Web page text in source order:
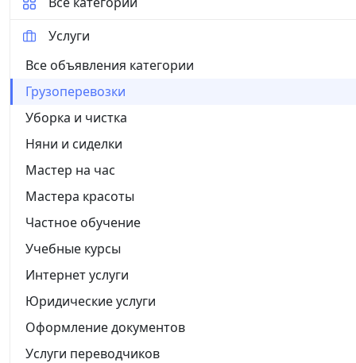
Услуги
Все объявления категории
Грузоперевозки
Уборка и чистка
Няни и сиделки
Мастер на час
Мастера красоты
Частное обучение
Учебные курсы
Интернет услуги
Юридические услуги
Оформление документов
Услуги переводчиков